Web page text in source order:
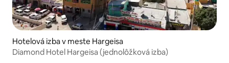
Hotelová izba v meste Hargeisa
Diamond Hotel Hargeisa (jednolôžková izba)